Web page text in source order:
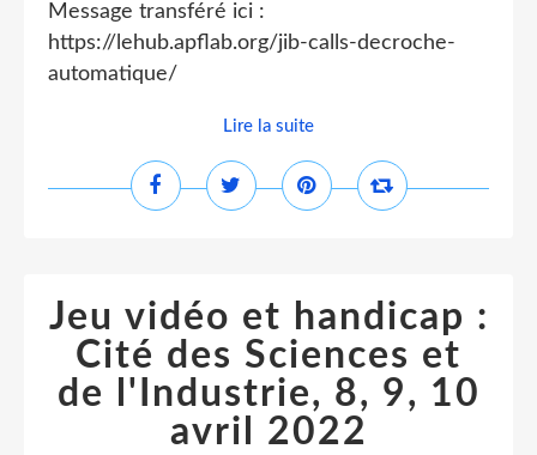
Message transféré ici :
https://lehub.apflab.org/jib-calls-decroche-
automatique/
Lire la suite
Jeu vidéo et handicap :
Cité des Sciences et
de l'Industrie, 8, 9, 10
avril 2022